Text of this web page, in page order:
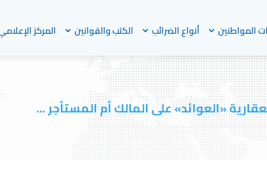
المواطنين أنواع الضرائب الكتب والقوانين المركز
«العوائد» على المالك أم المستأجر ...